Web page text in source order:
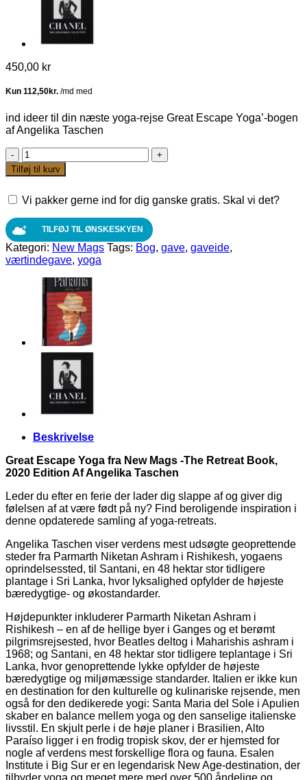
450,00 kr
ind ideer til din næste yoga-rejse Great Escape Yoga’-bogen
af Angelika Taschen
Great
Escape
Yoga
New
-
The
Retreat
Book,
2020
Edition
Angelika
Taschen
antal
Tilføj til kurv
Vi pakker gerne ind for dig ganske gratis. Skal vi det?
TILFØJ TIL ØNSKESKYEN
Kategori: New Mags Tags: Bog, gave, gaveide,
værtindegave, yoga
Beskrivelse
Great Escape Yoga fra New Mags -The Retreat Book,
2020 Edition Af Angelika Taschen
Leder du efter en ferie der lader dig slappe af og giver dig
følelsen af at være født på ny? Find beroligende inspiration i
denne opdaterede samling af yoga-retreats.
Angelika Taschen viser verdens mest udsøgte geoprettende
steder fra Parmarth Niketan Ashram i Rishikesh, yogaens
oprindelsessted, til Santani, en 48 hektar stor tidligere
plantage i Sri Lanka, hvor lyksalighed opfylder de højeste
bæredygtige- og økostandarder.
Højdepunkter inkluderer Parmarth Niketan Ashram i
Rishikesh – en af de hellige byer i Ganges og et berømt
pilgrimsrejsested, hvor Beatles deltog i Maharishis ashram i
1968; og Santani, en 48 hektar stor tidligere teplantage i Sri
Lanka, hvor genoprettende lykke opfylder de højeste
bæredygtige og miljømæssige standarder. Italien er ikke kun
en destination for den kulturelle og kulinariske rejsende, men
også for den dedikerede yogi: Santa Maria del Sole i Apulien
skaber en balance mellem yoga og den sanselige italienske
livsstil. En skjult perle i de høje planer i Brasilien, Alto
Paraíso ligger i en frodig tropisk skov, der er hjemsted for
nogle af verdens mest forskellige flora og fauna. Esalen
Institute i Big Sur er en legendarisk New Age-destination, der
tilbyder yoga og meget mere med over 500 åndelige og